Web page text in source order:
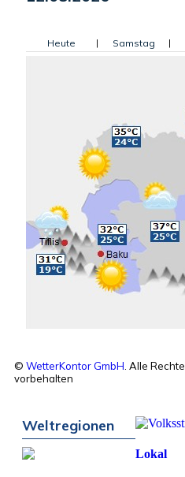
Heute | Samstag |
Sonntag | Montag |
© WetterKontor GmbH . Alle Rechte
vorbehalten
Weltregionen
Lokal